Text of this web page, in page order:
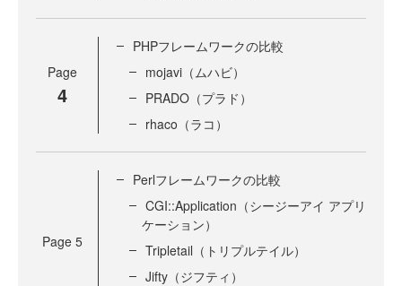
Page
4
PHPフレームワークの比較
mojavi（ムハビ）
PRADO（プラド）
rhaco（ラコ）
Page 5
Perlフレームワークの比較
CGI::Application（シージーアイ アプリ
ケーション）
Tripletail（トリプルテイル）
Jifty（ジフティ）